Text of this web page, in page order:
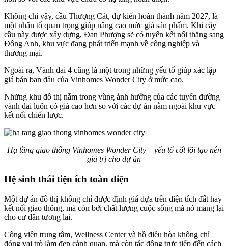
Không chỉ vậy, cầu Thượng Cát, dự kiến hoàn thành năm 2027, là
một nhân tố quan trọng giúp nâng cao mức giá sản phẩm. Khi cây
cầu này được xây dựng, Đan Phượng sẽ có tuyến kết nối thẳng sang
Đông Anh, khu vực đang phát triển mạnh về công nghiệp và
thương mại.
Ngoài ra, Vành đai 4 cũng là một trong những yếu tố giúp xác lập
giá bán ban đầu của Vinhomes Wonder City ở mức cao.
Những khu đô thị nằm trong vùng ảnh hưởng của các tuyến đường
vành đai luôn có giá cao hơn so với các dự án nằm ngoài khu vực
kết nối chiến lược.
Hạ tầng giao thông Vinhomes Wonder City – yếu tố cốt lõi tạo nên
giá trị cho dự án
Hệ sinh thái tiện ích toàn diện
Một dự án đô thị không chỉ được định giá dựa trên diện tích đất hay
kết nối giao thông, mà còn bởi chất lượng cuộc sống mà nó mang lại
cho cư dân tương lai.
Công viên trung tâm, Wellness Center và hồ điều hòa không chỉ
đóng vai trò làm đẹp cảnh quan, mà còn tác động trực tiếp đến cách